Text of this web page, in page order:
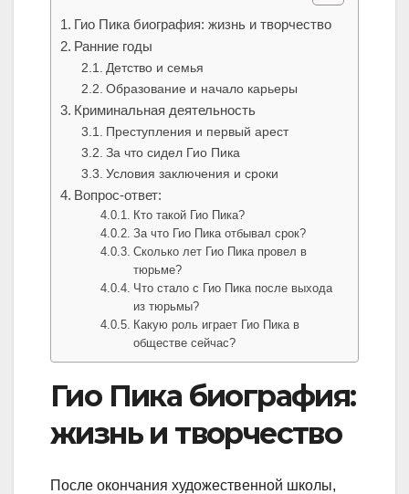
Гио Пика биография: жизнь и творчество
Ранние годы
Детство и семья
Образование и начало карьеры
Криминальная деятельность
Преступления и первый арест
За что сидел Гио Пика
Условия заключения и сроки
Вопрос-ответ:
Кто такой Гио Пика?
За что Гио Пика отбывал срок?
Сколько лет Гио Пика провел в
тюрьме?
Что стало с Гио Пика после выхода
из тюрьмы?
Какую роль играет Гио Пика в
обществе сейчас?
Гио Пика биография:
жизнь и творчество
После окончания художественной школы,